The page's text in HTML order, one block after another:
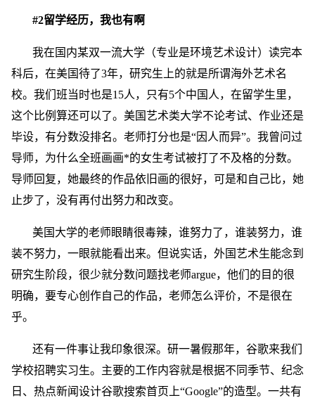
#2留学经历，我也有啊
我在国内某双一流大学（专业是环境艺术设计）读完本
科后，在美国待了3年，研究生上的就是所谓海外艺术名
校。我们班当时也是15人，只有5个中国人，在留学生里，
这个比例算还可以了。美国艺术类大学不论考试、作业还是
毕设，有分数没排名。老师打分也是“因人而异”。我曾问过
导师，为什么全班画画*的女生考试被打了不及格的分数。
导师回复，她最终的作品依旧画的很好，可是和自己比，她
止步了，没有再付出努力和改变。
美国大学的老师眼睛很毒辣，谁努力了，谁装努力，谁
装不努力，一眼就能看出来。但说实话，外国艺术生能念到
研究生阶段，很少就分数问题找老师argue，他们的目的很
明确，要专心创作自己的作品，老师怎么评价，不是很在
乎。
还有一件事让我印象很深。研一暑假那年，谷歌来我们
学校招聘实习生。主要的工作内容就是根据不同季节、纪念
日、热点新闻设计谷歌搜索首页上“Google”的造型。一共有